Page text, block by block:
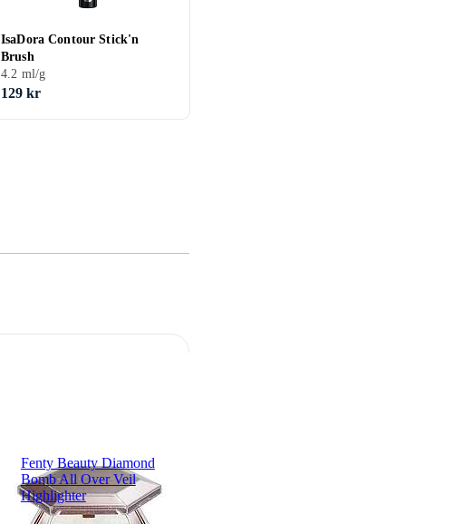
IsaDora Contour Stick'n
Brush
4.2 ml/g
129 kr
Fenty Beauty Diamond
Bomb All Over Veil
Highlighter